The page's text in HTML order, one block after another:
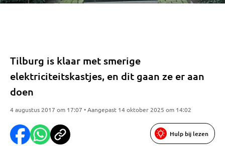
Tilburg is klaar met smerige
elektriciteitskastjes, en dit gaan ze er aan
doen
4 augustus 2017 om 17:07 • Aangepast 14 oktober 2025 om 14:02
Hulp bij lezen